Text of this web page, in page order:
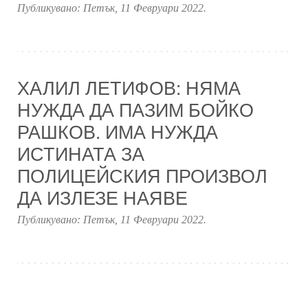
Публикувано: Петък, 11 Февруари 2022.
ХАЛИЛ ЛЕТИФОВ: НЯМА
НУЖДА ДА ПАЗИМ БОЙКО
РАШКОВ. ИМА НУЖДА
ИСТИНАТА ЗА
ПОЛИЦЕЙСКИЯ ПРОИЗВОЛ
ДА ИЗЛЕЗЕ НАЯВЕ
Публикувано: Петък, 11 Февруари 2022.